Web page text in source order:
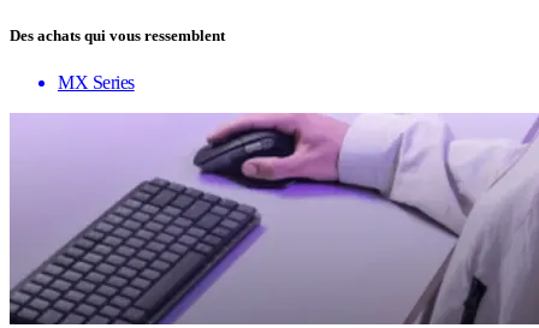
Des achats qui vous ressemblent
MX Series